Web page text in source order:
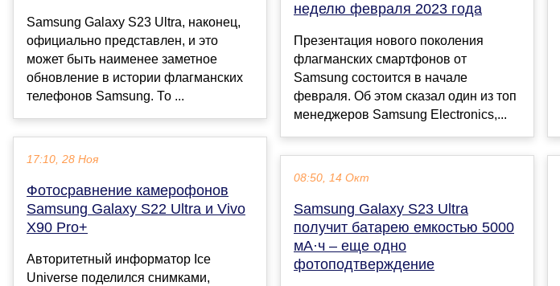
Samsung Galaxy S23 Ultra, наконец,
официально представлен, и это
может быть наименее заметное
обновление в истории флагманских
телефонов Samsung. То ...
17:10, 28 Ноя
Фотосравнение камерофонов
Samsung Galaxy S22 Ultra и Vivo
X90 Pro+
Авторитетный информатор Ice
Universe поделился снимками,
неделю февраля 2023 года
Презентация нового поколения
флагманских смартфонов от
Samsung состоится в начале
февраля. Об этом сказал один из топ
менеджеров Samsung Electronics,...
08:50, 14 Окт
Samsung Galaxy S23 Ultra
получит батарею емкостью 5000
мА·ч – еще одно
фотоподтверждение